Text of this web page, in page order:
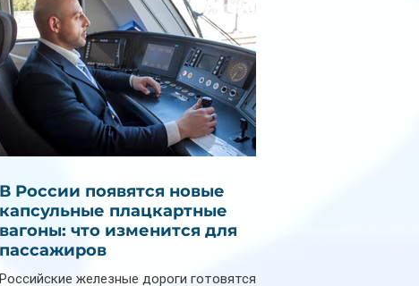
В России появятся новые
капсульные плацкартные
вагоны: что изменится для
пассажиров
Российские железные дороги готовятся